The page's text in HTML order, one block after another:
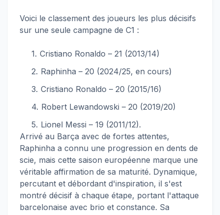
Voici le classement des joueurs les plus décisifs
sur une seule campagne de C1 :
Cristiano Ronaldo – 21 (2013/14)
Raphinha – 20 (2024/25, en cours)
Cristiano Ronaldo – 20 (2015/16)
Robert Lewandowski – 20 (2019/20)
Lionel Messi – 19 (2011/12).
Arrivé au Barça avec de fortes attentes,
Raphinha a connu une progression en dents de
scie, mais cette saison européenne marque une
véritable affirmation de sa maturité. Dynamique,
percutant et débordant d'inspiration, il s'est
montré décisif à chaque étape, portant l'attaque
barcelonaise avec brio et constance. Sa